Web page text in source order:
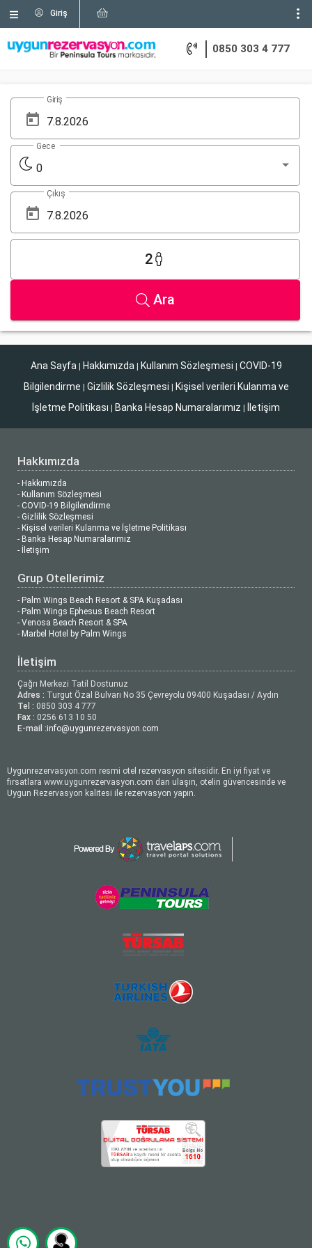
Giriş
0850 303 4 777
Giriş
0
Gece
Çıkış
2
Ara
Ana Sayfa | Hakkımızda | Kullanım Sözleşmesi | COVID-19
Bilgilendirme | Gizlilik Sözleşmesi | Kişisel verileri Kulanma ve
İşletme Politikası | Banka Hesap Numaralarımız | İletişim
Hakkımızda
- Hakkımızda
- Kullanım Sözleşmesi
- COVID-19 Bilgilendirme
- Gizlilik Sözleşmesi
- Kişisel verileri Kulanma ve İşletme Politikası
- Banka Hesap Numaralarımız
- İletişim
Grup Otellerimiz
- Palm Wings Beach Resort & SPA Kuşadası
- Palm Wings Ephesus Beach Resort
- Venosa Beach Resort & SPA
- Marbel Hotel by Palm Wings
İletişim
Çağrı Merkezi Tatil Dostunuz
Adres : Turgut Özal Bulvarı No 35 Çevreyolu 09400 Kuşadası / Aydın
Tel : 0850 303 4 777
Fax : 0256 613 10 50
E-mail :info@uygunrezervasyon.com
Uygunrezervasyon.com resmi otel rezervasyon sitesidir. En iyi fiyat ve
fırsatlara www.uygunrezervasyon.com dan ulaşın, otelin güvencesinde ve
Uygun Rezervasyon kalitesi ile rezervasyon yapın.